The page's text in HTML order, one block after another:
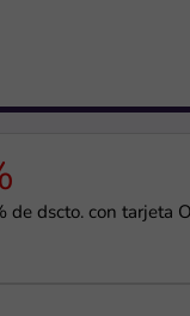
de dscto. con tarjeta